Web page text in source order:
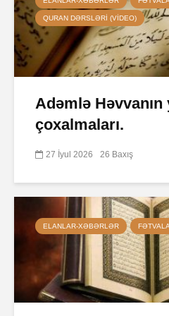
QURAN DƏRSLƏRI (VIDEO)
Adəmlə Həvvanın
çoxalmaları.
27 İyul 2026 26 Baxış
ELANLAR-XƏBƏRLƏR